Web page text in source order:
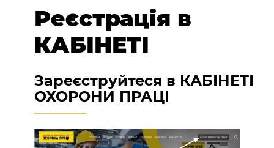
Реєстрація в
КАБІНЕТІ
Зареєструйтеся в КАБІНЕТІ
ОХОРОНИ ПРАЦІ